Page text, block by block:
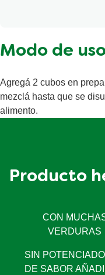
Grasas totales
Sal
Carbohidratos
Modo de
Agregá 2 cubos en
mezclá hasta que se
alimento.
Producto
CON
VERDURAS
SIN
DE SABOR